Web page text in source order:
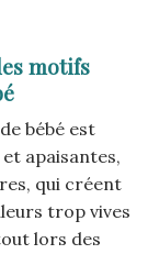
motifs
bébé est
apaisantes,
qui créent
trop vives
lors des